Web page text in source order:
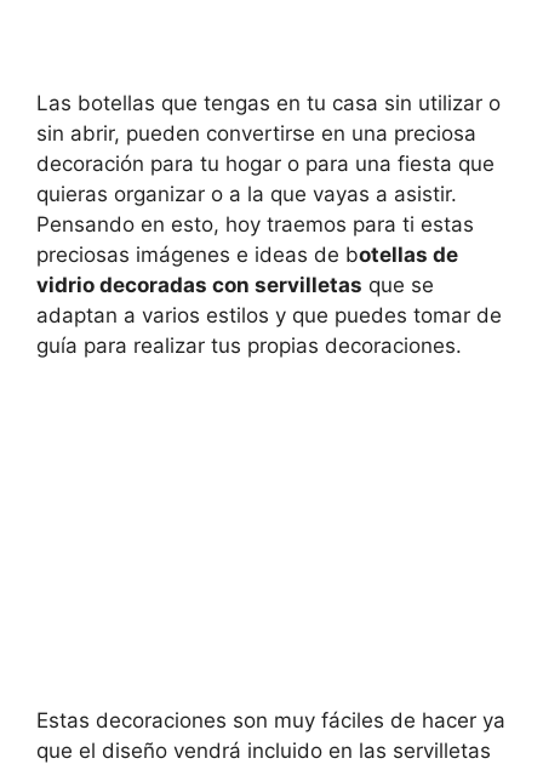
Las botellas que tengas en tu casa sin utilizar o
sin abrir, pueden convertirse en una preciosa
decoración para tu hogar o para una fiesta que
quieras organizar o a la que vayas a asistir.
Pensando en esto, hoy traemos para ti estas
preciosas imágenes e ideas de botellas de
vidrio decoradas con servilletas que se
adaptan a varios estilos y que puedes tomar de
guía para realizar tus propias decoraciones.
Estas decoraciones son muy fáciles de hacer ya
que el diseño vendrá incluido en las servilletas